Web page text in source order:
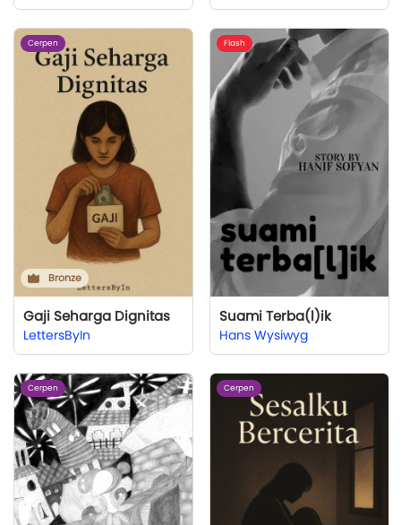
Cerpen
Bronze
Gaji Seharga Dignitas
LettersByIn
Flash
Suami Terba(l)ik
Hans Wysiwyg
Cerpen Cerpen